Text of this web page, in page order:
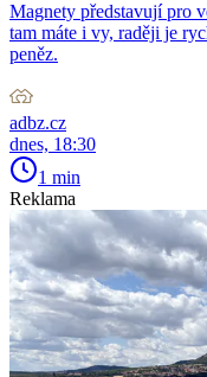
Magnety představují pro
tam máte i vy, raději je
peněz.
adbz.cz
dnes, 18:30
1 min
Reklama